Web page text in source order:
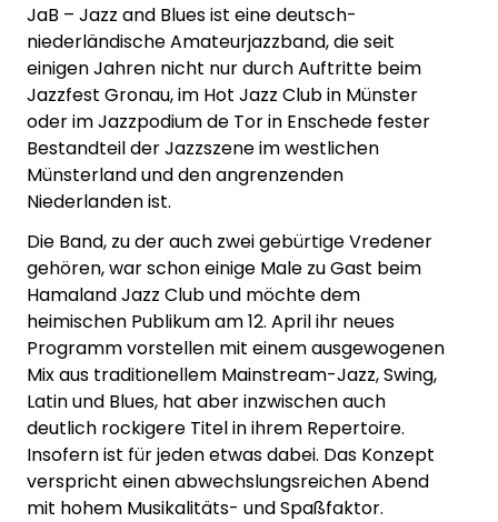
JaB – Jazz and Blues ist eine deutsch-
niederländische Amateurjazzband, die seit
einigen Jahren nicht nur durch Auftritte beim
Jazzfest Gronau, im Hot Jazz Club in Münster
oder im Jazzpodium de Tor in Enschede fester
Bestandteil der Jazzszene im westlichen
Münsterland und den angrenzenden
Niederlanden ist.
Die Band, zu der auch zwei gebürtige Vredener
gehören, war schon einige Male zu Gast beim
Hamaland Jazz Club und möchte dem
heimischen Publikum am 12. April ihr neues
Programm vorstellen mit einem ausgewogenen
Mix aus traditionellem Mainstream-Jazz, Swing,
Latin und Blues, hat aber inzwischen auch
deutlich rockigere Titel in ihrem Repertoire.
Insofern ist für jeden etwas dabei. Das Konzept
verspricht einen abwechslungsreichen Abend
mit hohem Musikalitäts- und Spaßfaktor.